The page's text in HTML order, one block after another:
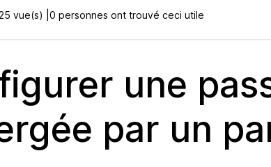
vue(s) | 0 personnes ont trouvé ceci utile
une
par un